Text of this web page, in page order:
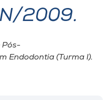
2009.
Pós-
Endodontia (Turma I).